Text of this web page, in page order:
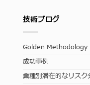
技術ブログ
Golden Methodology
成功事例
業種別潜在的なリスク